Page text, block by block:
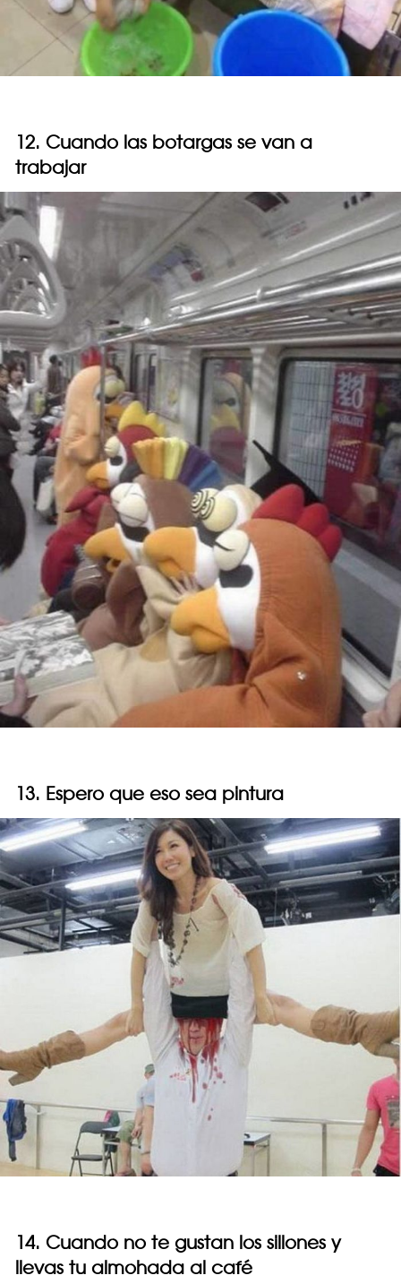
12. Cuando las botargas se van a
trabajar
13. Espero que eso sea pintura
14. Cuando no te gustan los sillones y
llevas tu almohada al café